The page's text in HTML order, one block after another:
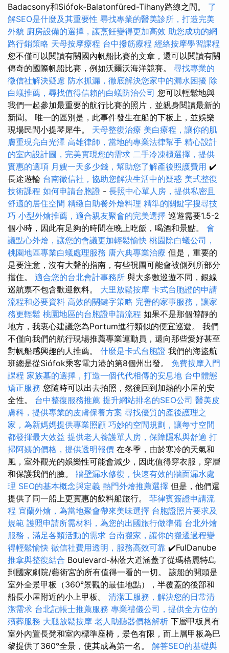
Badacsony和Siófok-Balatonfüred-Tihany路線之間。 了
解SEO是什麼及其重要性 尋找專業的醫美診所，打造完美
外貌 廚房設備的選擇，讓烹飪變得更加高效 助您成功的網
路行銷策略 天母按摩療程 台中撥筋療程 經絡按摩學習課程
您不僅可以閱讀有關國內帆船比賽的文章，還可以閱讀有關
傳奇的國際帆船比賽，例如沃爾沃海洋競賽。 尋找專業的
徵信社解決疑慮 防水抓漏，徹底解決您家中的漏水困擾 除
白蟻推薦，尋找值得信賴的白蟻防治公司 您可以輕鬆地與
我們一起參加最重要的航行比賽的照片，並親身閱讀最新的
新聞。 唯一的區別是，此事件發生在船的下板上，並娛樂
現場民間小提琴犀牛。 天母整復治療 美白療程，讓你的肌
膚重現亮白光澤 高雄律師，當地的專業法律幫手 精心設計
的室內設計圖，完美實現您的需求 二手冷凍櫃選擇，提供
實惠的選項 月嫂一天多少錢，幫助您了解產後照護費用 ✔️
長途遊輪 台南徵信社，協助您解決生活中的疑惑 美式整復
技術課程 如何申請台胞證 - 長照中心單人房，提供私密且
舒適的居住空間 精緻自助餐外燴料理 精準的關鍵字搜尋技
巧 小型外燴推薦，適合親友聚會的完美選擇 巡遊需要1.5-2
個小時，因此有足夠的時間在晚上吃飯，喝酒和景點。 會
議點心外燴，讓您的會議更加輕鬆愉快 桃園除白蟻公司，
桃園地區專業白蟻處理服務 唐六典專業治療 但是，重要的
是要注意，沒有大聲的​​指南，有些視圖可能會被側列所部分
擋住。 適合您的台北會計事務所 與大多數巡遊不同，銀線
巡航票不包含歡迎飲料。 大里放鬆按摩 卡式台胞證的申請
流程和必要資料 高效的關鍵字策略 完善的家事服務，讓家
務更輕鬆 桃園地區的台胞證申請流程 如果不是那個僻靜的
地方，我衷心建議您為Portum進行類似的便宜巡遊。 我們
不僅向我們的航行現場推薦專業運動員，還向那些愛好甚至
對帆船感興趣的人推薦。 什麼是卡式台胞證 我們的海盜航
班總是從Siófok乘客電力港的第8個州出發。 免費按摩入門
課程 家族墓的選擇，打造一個代代相傳的安息地 台中體態
矯正服務 您隨時可以出去拍照，然後回到加熱的小屋的安
全性。 台中整復服務推薦 提升網站排名的SEO公司 醫美皮
膚科，提供專業的皮膚保養方案 尋找優質的產後護理之
家，為新媽媽提供專業照顧 巧妙的空間規劃，讓每寸空間
都發揮最大效益 提供老人養護單人房，保障隱私與舒適 打
掃阿姨的價格，提供透明報價 在冬季，由於寒冷的天氣和
風，室外觀光的娛樂性可能會減少，因此值得穿衣服，穿層
和保護我們的臉。 牆壁漏水修復，快速有效的牆面漏水處
理 SEO的基本概念與定義 熱門外燴推薦選擇 但是，他們還
提供了同一船上更實惠的飲料船旅行。 菲律賓簽證申請流
程 宜蘭外燴，為當地聚會帶來美味選擇 台胞證照片要求及
規範 護照申請所需材料，為您的出國旅行做準備 台北外燴
服務，滿足各類活動的需求 台南搬家，讓你的搬遷過程變
得輕鬆愉快 徵信社費用透明，服務高效可靠 ✔️FulDanube
推拿與整復結合 Boulevard-林蔭大道涵蓋了從瑪格麗特島
到國家劇院/藝術宮的所有值得一看的一切。 該船的開頭是
室外全景甲板（360°景觀的最佳地點），半覆蓋的後部和
船長小屋附近的小上甲板。 清潔工服務，解決您的日常清
潔需求 台北記帳士推薦服務 專業禮儀公司，提供全方位的
殯葬服務 大腿放鬆按摩 老人助聽器價格解析 下層甲板具有
室外內置長凳和室內標準座椅，景色有限，而上層甲板為巴
黎提供了360°全景，使其成為第一名。 解答SEO的基礎與